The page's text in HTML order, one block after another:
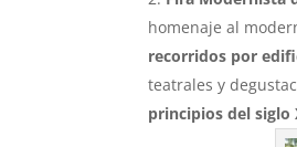
homenaje al
recorridos por
teatrales y
principios del siglo